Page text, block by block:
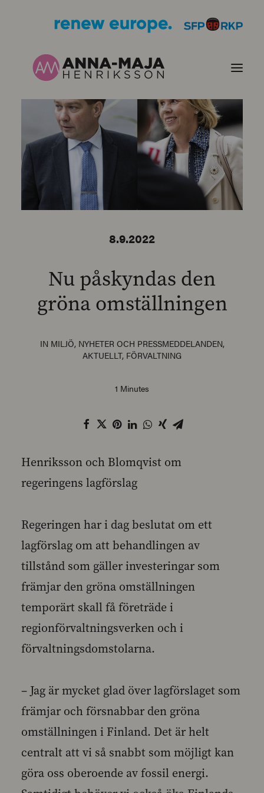
PUBLIKATIONER
HJÄRTEFRÅGOR
PERSONPORTRÄTT
8.9.2022
Nu påskyndas den
gröna omställningen
IN MILJÖ, NYHETER OCH PRESSMEDDELANDEN,
AKTUELLT, FÖRVALTNING
1 Minutes
Henriksson och Blomqvist om
regeringens lagförslag
Regeringen har i dag beslutat om ett
lagförslag om att behandlingen av
tillstånd som gäller investeringar som
främjar den gröna omställningen
temporärt skall få företräde i
regionförvaltningsverken och i
förvaltningsdomstolarna.
– Jag är mycket glad över lagförslaget som
främjar och försnabbar den gröna
omställningen i Finland. Det är helt
centralt att vi så snabbt som möjligt kan
göra oss oberoende av fossil energi.